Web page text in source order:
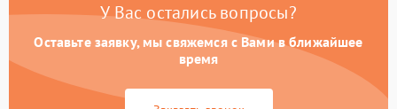
У Вас остались вопросы?
Оставьте заявку, мы свяжемся с Вами в ближайшее
время